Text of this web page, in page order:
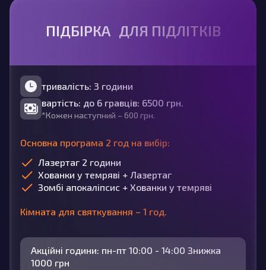
ПІДБІРКА ДЛЯ ПІДЛІТКІВ
тривалість: 3 години
вартість: до 6 гравців: 6500 грн.
*Кожен наступний – 600 грн.
Основна програма 2 год на вибір:
Лазертаг 2 години
Хованки у темряві + Лазертаг
Зомбі апокаліпсис + Хованки у темряві
Кімната для святкування – 1 год.
Акційні години: пн-пт 10:00 - 14:00 Знижка
1000 грн